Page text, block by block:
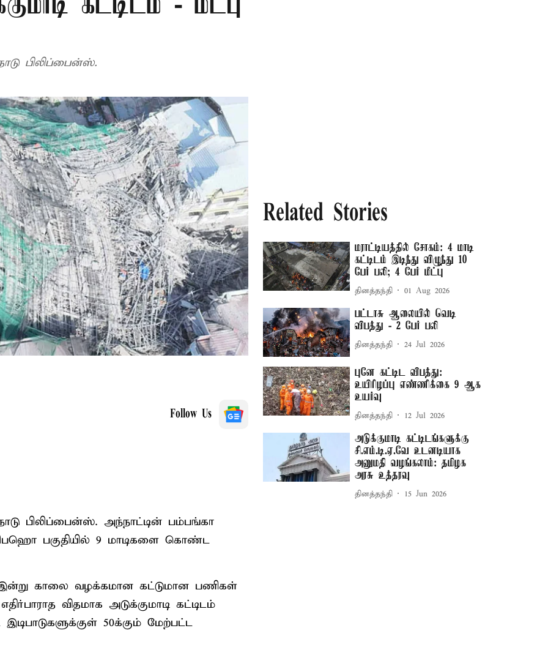
பிலிப்பைன்ஸ்.
Follow Us
பிலிப்பைன்ஸ். அந்நாட்டின் பம்பங்கா
பகுதியில் 9 மாடிகளை கொண்ட
இன்று காலை வழக்கமான கட்டுமான பணிகள்
விதமாக அடுக்குமாடி கட்டிடம்
இடிபாடுகளுக்குள் 50க்கும் மேற்பட்ட
Related Stories
மராட்டியத்தில் சோகம்: 4 மாடி
கட்டிடம் இடிந்து விழுந்து 10
பேர் பலி; 4 பேர் மீட்பு
தினத்தந்தி 01 Aug 2026
பட்டாசு ஆலையில் வெடி
விபத்து - 2 பேர் பலி
தினத்தந்தி 24 Jul 2026
புனே கட்டிட விபத்து:
உயிரிழப்பு எண்ணிக்கை 9 ஆக
உயர்வு
தினத்தந்தி 12 Jul 2026
அடுக்குமாடி கட்டிடங்களுக்கு
சி.எம்.டி.ஏ.வே உடனடியாக
அனுமதி வழங்கலாம்: தமிழக
அரசு உத்தரவு
தினத்தந்தி 15 Jun 2026